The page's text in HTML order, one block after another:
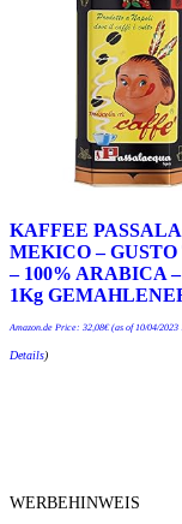
KAFFEE
MEKICO – GUSTO
– 100% ARABICA
1Kg
Amazon.de Price: 32,08€(as of 10/04/2023
Details)
WERBEHINWEIS